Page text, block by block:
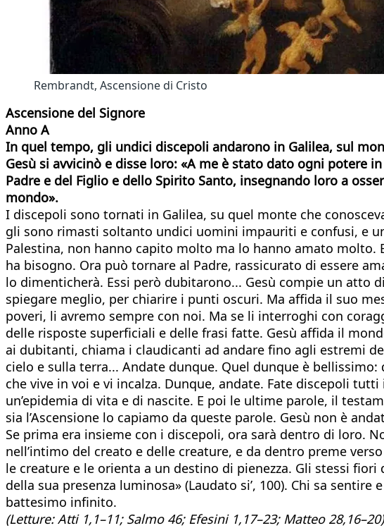
Rembrandt, Ascensione di Cristo
Ascensione del Signore
Anno A
In quel tempo, gli undici discepoli andarono in Galilea, sul
Gesù si avvicinò e disse loro: «A me è stato dato ogni potere
Padre e del Figlio e dello Spirito Santo, insegnando loro a
mondo».
I discepoli sono tornati in Galilea, su quel monte che
gli sono rimasti soltanto undici uomini impauriti e confusi, e
Palestina, non hanno capito molto ma lo hanno amato molto.
ha bisogno. Ora può tornare al Padre, rassicurato di essere
lo dimenticherà. Essi però dubitarono... Gesù compie un atto
spiegare meglio, per chiarire i punti oscuri. Ma affida il suo
poveri, li avremo sempre con noi. Ma se li interroghi con
delle risposte superficiali e delle frasi fatte. Gesù affida il
ai dubitanti, chiama i claudicanti ad andare fino agli estremi
cielo e sulla terra... Andate dunque. Quel dunque è
che vive in voi e vi incalza. Dunque, andate. Fate discepoli
un’epidemia di vita e di nascite. E poi le ultime parole, il
sia l’Ascensione lo capiamo da queste parole. Gesù non è
Se prima era insieme con i discepoli, ora sarà dentro di loro.
nell’intimo del creato e delle creature, e da dentro preme
le creature e le orienta a un destino di pienezza. Gli stessi
della sua presenza luminosa» (Laudato si’, 100). Chi sa
battesimo infinito.
(Letture: Atti 1,1–11; Salmo 46; Efesini 1,17–23; Matteo 28,16–20)